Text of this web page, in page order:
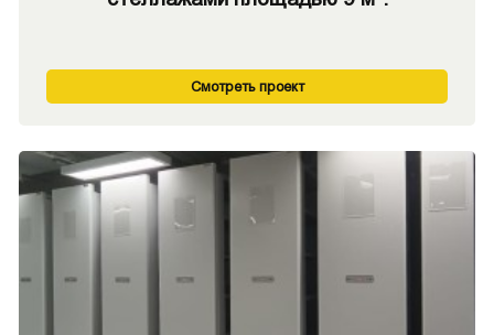
Смотреть проект